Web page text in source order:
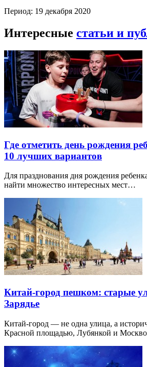
Период: 19 декабря 2020
Интересные статьи и
Где отметить день рождения
10 лучших вариантов
Для празднования дня рождения
найти множество интересных мест…
Китай-город пешком: старые
Зарядье
Китай-город — не одна улица, а
Красной площадью, Лубянкой и